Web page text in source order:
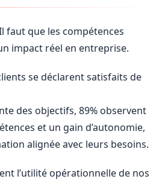
faut que les compétences
impact réel en entreprise.
se déclarent satisfaits de
des objectifs, 89% observent
et un gain d’autonomie,
alignée avec leurs besoins.
l’utilité opérationnelle de nos